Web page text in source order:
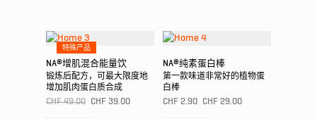
特殊产品
NA®增肌混合能量饮
锻炼后配方，可最大限度地
增加肌肉蛋白质合成
CHF49.00 CHF 39.00
NA®纯素蛋白棒
第一款味道非常好的植物蛋
白棒
CHF 2.90 CHF 29.00